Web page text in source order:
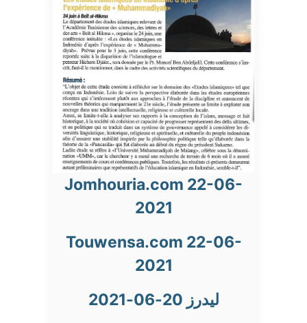
Jomhouria.com 22-06-
2021
Touwensa.com 22-06-
2021
ليدرز 20-06-2021